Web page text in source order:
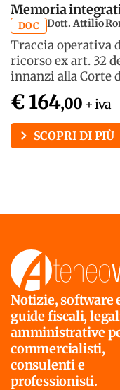
Memoria
DOC Dott. Attilio
Traccia operativa
ricorso ex art. 32
innanzi alla Corte
€ 164,00 + iva
SCOPRI DI PIÙ
Notizie, software
guide fiscali,
amministrative
commercialisti,
consulenti e
professionisti.